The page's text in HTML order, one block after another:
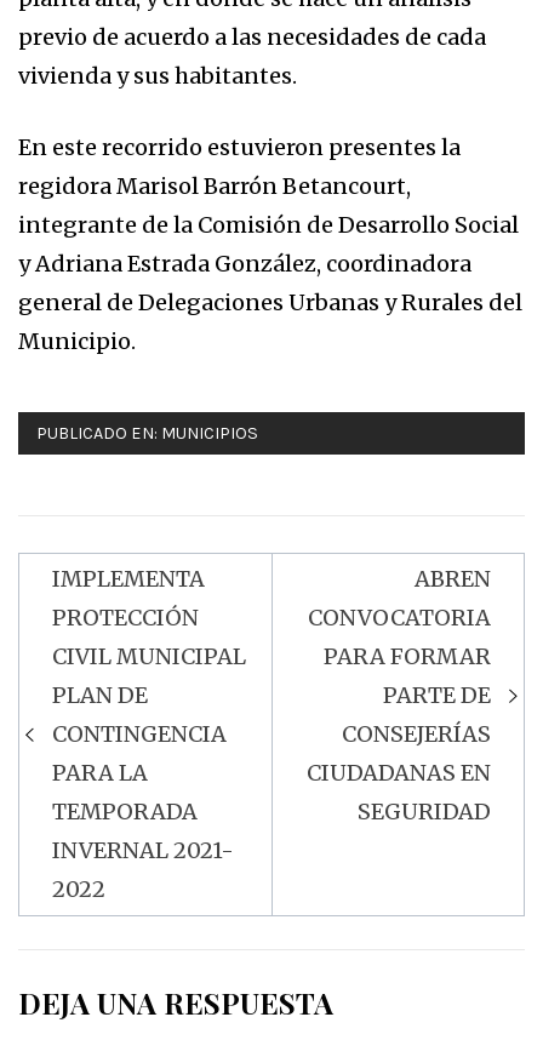
previo de acuerdo a las necesidades de cada
vivienda y sus habitantes.
En este recorrido estuvieron presentes la
regidora Marisol Barrón Betancourt,
integrante de la Comisión de Desarrollo Social
y Adriana Estrada González, coordinadora
general de Delegaciones Urbanas y Rurales del
Municipio.
PUBLICADO EN: MUNICIPIOS
Navegación
de
entradas
IMPLEMENTA
PROTECCIÓN
CIVIL MUNICIPAL
PLAN DE
CONTINGENCIA
PARA LA
TEMPORADA
INVERNAL 2021-
2022
ABREN
CONVOCATORIA
PARA FORMAR
PARTE DE
CONSEJERÍAS
CIUDADANAS EN
SEGURIDAD
DEJA UNA RESPUESTA